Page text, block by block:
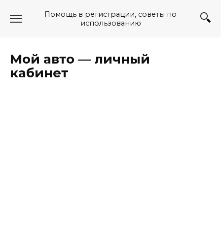
Помощь в регистрации, советы по
использованию
Мой авто — личный
кабинет